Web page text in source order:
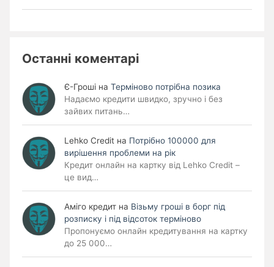
Останні коментарі
Є-Гроші на Терміново потрібна позика
Надаємо кредити швидко, зручно і без
зайвих питань…
Lehko Сredit на Потрібно 100000 для
вирішення проблеми на рік
Кредит онлайн на картку від Lehko Credit –
це вид…
Аміго кредит на Візьму гроші в борг під
розписку і під відсоток терміново
Пропонуємо онлайн кредитування на картку
до 25 000…